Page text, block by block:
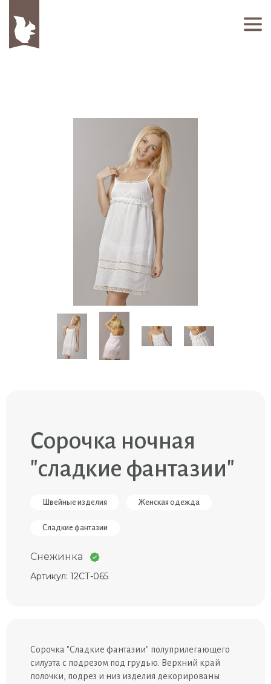
Сорочка ночная
"сладкие фантазии"
Швейные изделия Женская одежда
Сладкие фантазии
Снежинка
Артикул: 12СТ-065
Сорочка "Сладкие фантазии" полуприлегающего
силуэта с подрезом под грудью. Верхний край
полочки, подрез и низ изделия декорированы